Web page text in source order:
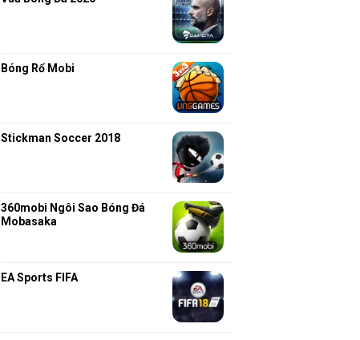
Bóng Rổ Mobi
Stickman Soccer 2018
360mobi Ngôi Sao Bóng Đá
Mobasaka
EA Sports FIFA